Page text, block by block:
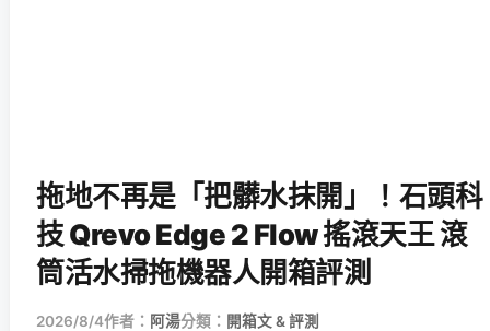
拖地不再是「把髒水抹開」！石頭科
技 Qrevo Edge 2 Flow 搖滾天王 滾
筒活水掃拖機器人開箱評測
2026/8/4作者： 阿湯分類： 開箱文 & 評測